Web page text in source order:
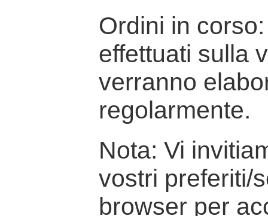
Ordini in
effettuati sulla
verranno
regolarmente.
Nota: Vi
vostri preferiti/
browser per